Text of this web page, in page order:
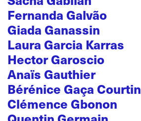
Fernanda Galvão
Giada Ganassin
Laura Garcia Karras
Hector Garoscio
Anaïs Gauthier
Bérénice Gaça Courtin
Clémence Gbonon